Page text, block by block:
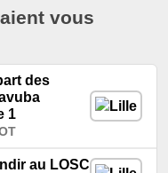
vous
des
1
au LOSC